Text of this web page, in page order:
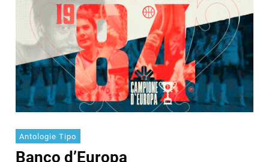
Antologie Tipo
Banco d’Europa